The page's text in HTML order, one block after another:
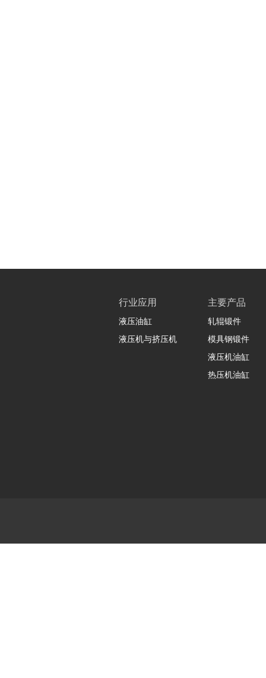
行业应用
液压油缸
液压机与挤压机
主要产品
轧辊锻件
模具钢锻件
液压机油缸
热压机油缸